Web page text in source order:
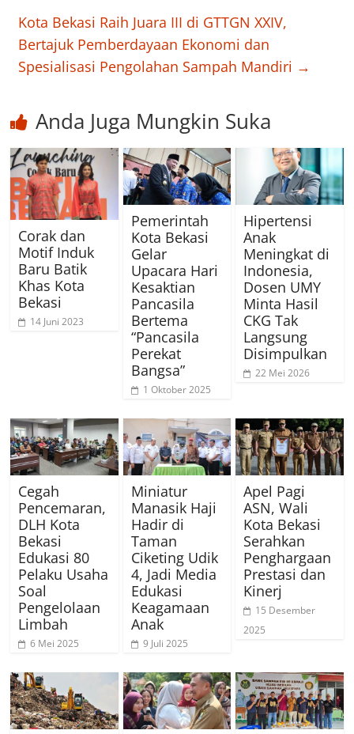
Kota Bekasi Raih Juara III di GTTGN XXIV,
Bertajuk Pemberdayaan Ekonomi dan
Spesialisasi Pengolahan Sampah Mandiri →
Anda Juga Mungkin Suka
Corak dan
Motif Induk
Baru Batik
Khas Kota
Bekasi
14 Juni 2023
Pemerintah
Kota Bekasi
Gelar
Upacara Hari
Kesaktian
Pancasila
Bertema
“Pancasila
Perekat
Bangsa”
1 Oktober 2025
Hipertensi
Anak
Meningkat di
Indonesia,
Dosen UMY
Minta Hasil
CKG Tak
Langsung
Disimpulkan
22 Mei 2026
Cegah
Pencemaran,
DLH Kota
Bekasi
Edukasi 80
Pelaku Usaha
Soal
Pengelolaan
Limbah
6 Mei 2025
Miniatur
Manasik Haji
Hadir di
Taman
Ciketing Udik
4, Jadi Media
Edukasi
Keagamaan
Anak
9 Juli 2025
Apel Pagi
ASN, Wali
Kota Bekasi
Serahkan
Penghargaan
Prestasi dan
Kinerj
15 Desember
2025